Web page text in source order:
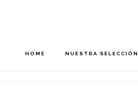
HOME NUESTRA SELECCIÓN